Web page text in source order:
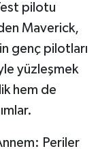
pilotu
Maverick,
genç pilotları
yüzleşmek
hem de
Periler